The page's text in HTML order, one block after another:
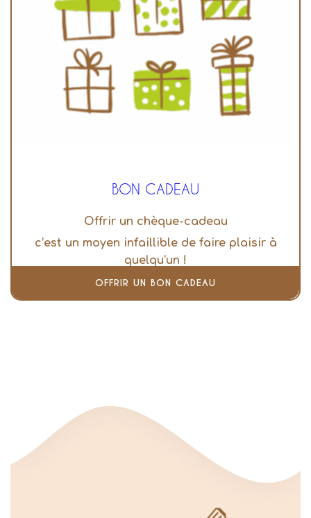
BON CADEAU
Offrir un chèque-cadeau
c’est un moyen infaillible de faire plaisir à
quelqu’un !
OFFRIR UN BON CADEAU